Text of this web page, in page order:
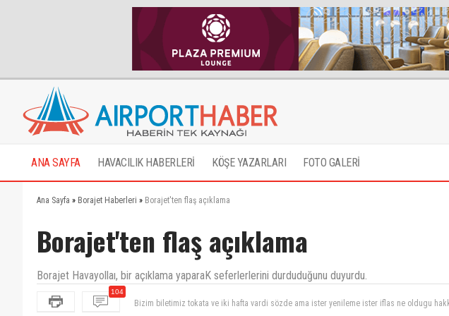
ANA SAYFA HAVACILIK HABERLERİ KÖŞE YAZARLARI FOTO GALERİ
Ana Sayfa » Borajet Haberleri » Borajet'ten flaş açıklama
Borajet'ten flaş açıklama
Borajet Havayollaı, bir açıklama yaparaK seferlerlerini durduduğunu duyurdu.
104
Bizim biletimiz tokata ve iki hafta vardi sözde ama ister yenileme ister iflas ne oldugu